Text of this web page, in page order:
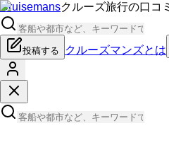
Cruisemansクルーズ旅行の口コ
投稿する クルーズマンズとは